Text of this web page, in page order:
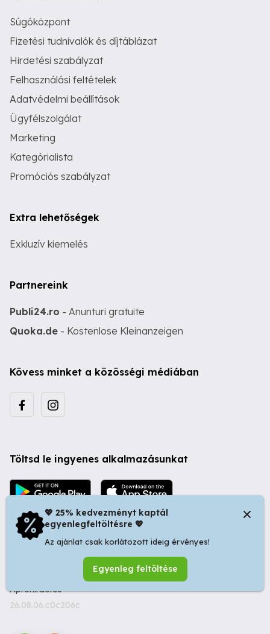
Súgóközpont
Fizetési tudnivalók és díjtáblázat
Hirdetési szabályzat
Felhasználási feltételek
Adatvédelmi beállítások
Ügyfélszolgálat
Marketing
Kategórialista
Promóciós szabályzat
Extra lehetőségek
Exkluzív kiemelés
Partnereink
Publi24.ro - Anunturi gratuite
Quoka.de - Kostenlose Kleinanzeigen
Kövess minket a közösségi médiában
Töltsd le ingyenes alkalmazásunkat
© 2026 Startapró S.R.L. | Bulevardul Dacia nr 34, Oradea
410346, Romania | Tax ID: RO44483373 -
Ingyenes
Apróhirdetés
26.08.06.c0c206c
💖 25% kedvezményt kaptál
egyenlegfeltöltésre 💖
Az ajánlat csak korlátozott ideig érvényes!
Egyenleg feltöltése